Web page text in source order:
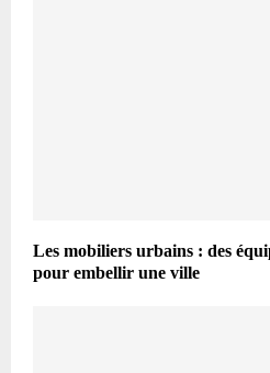
Les mobiliers urbains : des
pour embellir une ville